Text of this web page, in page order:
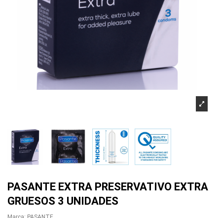
PASANTE EXTRA PRESERVATIVO EXTRA
GRUESOS 3 UNIDADES